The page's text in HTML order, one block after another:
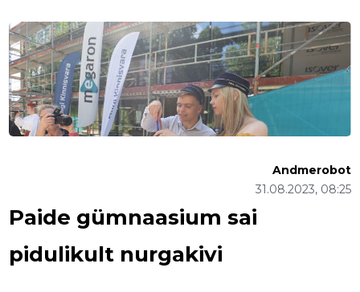
Paide gümnaasium sai
pidulikult nurgakivi
31.08.2023, 08:25
Andmerobot